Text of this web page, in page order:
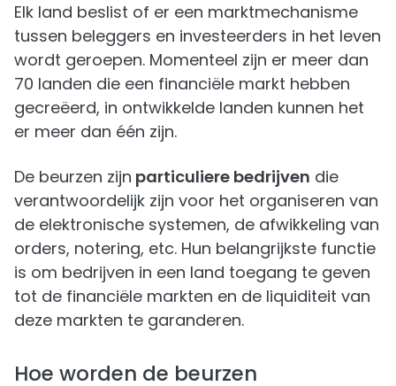
Elk land beslist of er een marktmechanisme
tussen beleggers en investeerders in het leven
wordt geroepen. Momenteel zijn er meer dan
70 landen die een financiële markt hebben
gecreëerd, in ontwikkelde landen kunnen het
er meer dan één zijn.
De beurzen zijn particuliere bedrijven die
verantwoordelijk zijn voor het organiseren van
de elektronische systemen, de afwikkeling van
orders, notering, etc. Hun belangrijkste functie
is om bedrijven in een land toegang te geven
tot de financiële markten en de liquiditeit van
deze markten te garanderen.
Hoe worden de beurzen